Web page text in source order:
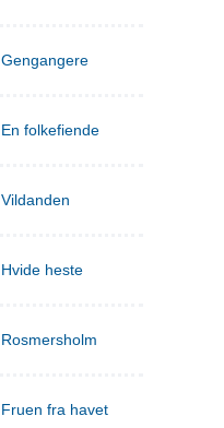
Gengangere
En folkefiende
Vildanden
Hvide heste
Rosmersholm
Fruen fra havet